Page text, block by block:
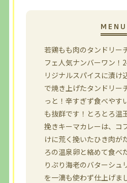
若鶏もも肉のタンドリー
フェ人気ナンバーワン！
リジナルスパイスに漬け
で焼き上げたタンドリー
っと！辛すぎず食べやす
も抜群です！とろとろ温
挽きキーマカレーは、コ
けに荒く挽いたひき肉が
ろの温泉卵と絡めて食べ
りぷり海老のバターシュ
を一滴も使わず仕上げま